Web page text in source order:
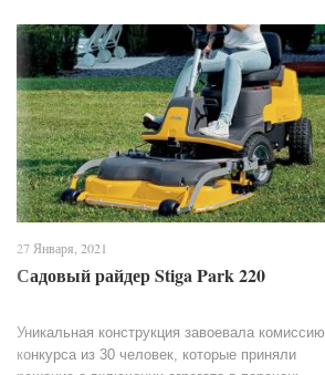
27 Января, 2021
Садовый райдер Stiga Park 220
Уникальная конструкция завоевала комиссию
конкурса из 30 человек, которые приняли